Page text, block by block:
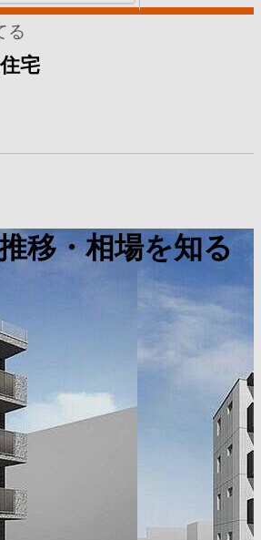
る
宅
移・相場を知る